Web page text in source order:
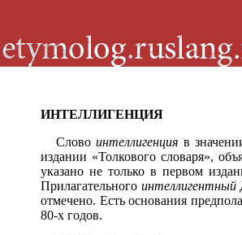
ИНТЕЛЛИГЕНЦИЯ
Словоинтеллигенция в
издании «Толкового словаря»,
указано не только в первом
Прилагательного интеллигентный
отмечено. Есть основания
80-х годов.